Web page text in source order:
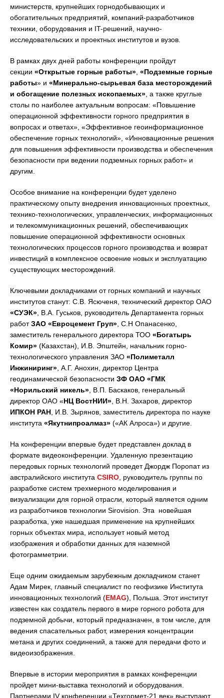
министерств, крупнейших горнодобывающих и
обогатительных предприятий, компаний-разработчиков
техники, оборудования и IT-решений, научно-
исследовательских и проектных институтов и вузов.
В рамках двух дней работы конференции пройдут
секции «Открытые горные работы» «Подземные горные
работы» и «Минерально-сырьевая база месторождений
и обогащение полезных ископаемых» , а также круглые
столы по наиболее актуальным вопросам: «Повышение
операционной эффективности горного предприятия в
вопросах и ответах», «Эффективное геоинформационное
обеспечение горных технологий», «Инновационные решения
для повышения эффективности производства и обеспечения
безопасности при ведении подземных горных работ» и
другим.
Особое внимание на конференции будет уделено
практическому опыту внедрения инновационных проектных,
технико-технологических, управленческих, информационных
и телекоммуникационных решений, обеспечивающих
повышение операционной эффективности основных
технологических процессов горного производства и возврат
инвестиций в комплексное освоение новых и эксплуатацию
существующих месторождений.
Ключевыми докладчиками от горных компаний и научных
институтов станут: С.В. Ясюченя, технический директор ОАО
«СУЭК» , В.А. Гуськов, руководитель Департамента горных
работЗАО «Евроцемент Груп» , С.Н Опанасенко,
заместитель генерального директора ТОО «Богатырь
Комир» (Казахстан), И.В. Эпштейн, начальник горно-
технологического управления ЗАО «Полиметалл
Инжиниринг» , А.Г. Анохин, директор Центра
геодинамической безопасности ЗФ ОАО «ГМК
«Норильский никель» , В.П. Баскаков, генеральный
директор ОАО «НЦ ВостНИИ» , В.Н. Захаров, директор
ИПКОН РАН , И.В. Зырянов, заместитель директора по науке
института «Якутнипроалмаз» («АК Алроса») и другие.
На конференции впервые будет представлен доклад в
формате видеоконференции. Удаленную презентацию
передовых горных технологий проведет Джордж Поропат из
австралийского института CSIRO , руководитель группы по
разработке систем трехмерного моделирования и
визуализации для горной отрасли, который является одним
из разработчиков технологии Sirovision. Эта новейшая
разработка, уже нашедшая применение на крупнейших
горных объектах мира, использует новый метод
изображения и обработки данных для наземной
фотограмметрии.
Еще одним ожидаемым зарубежным докладчиком станет
Адам Мирек, главный специалист по геофизике Института
инновационных технологий (EMAG), Польша. Этот институт
известен как создатель первого в мире горного робота для
подземной добычи, который предназначен, в том числе, для
ведения спасательных работ, измерения концентрации
метана и других соединений, а также для передачи фото и
видеоизображения.
Впервые в истории мероприятия в рамках конференции
пройдет мини-выставка технологий и оборудования.
Партнерами IV конференции «Техгормет-21 век» выступают